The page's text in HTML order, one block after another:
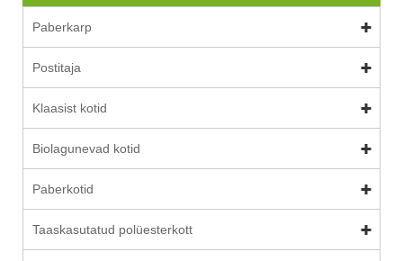
Paberkarp
Postitaja
Klaasist kotid
Biolagunevad kotid
Paberkotid
Taaskasutatud polüesterkott